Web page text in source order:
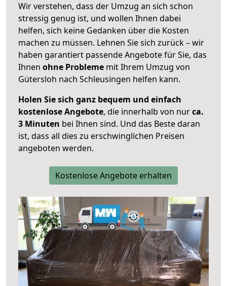
Wir verstehen, dass der Umzug an sich schon
stressig genug ist, und wollen Ihnen dabei
helfen, sich keine Gedanken über die Kosten
machen zu müssen. Lehnen Sie sich zurück – wir
haben garantiert passende Angebote für Sie, das
Ihnen ohne Probleme mit Ihrem Umzug von
Gütersloh nach Schleusingen helfen kann.
Holen Sie sich ganz bequem und einfach
kostenlose Angebote, die innerhalb von nurca.
3 Minuten bei Ihnen sind. Und das Beste daran
ist, dass all dies zu erschwinglichen Preisen
angeboten werden.
Kostenlose Angebote erhalten